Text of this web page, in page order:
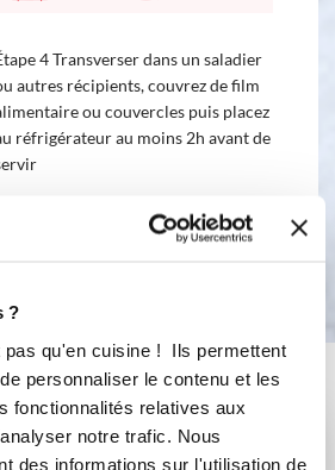
?
qu'en cuisine ! Ils permettent
personnaliser le contenu et les
fonctionnalités relatives aux
notre trafic. Nous
des informations sur l'utilisation de
4 Transverser dans un saladier
autres récipients, couvrez de film
ou couvercles puis placez
réfrigérateur au moins 2h avant de
...